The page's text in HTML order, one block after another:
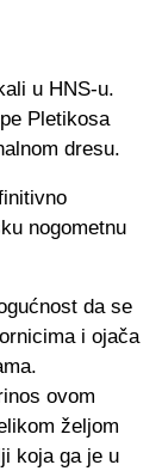
u HNS-u.
Pletikosa
dresu.
nogometnu
da se
i ojača
ovom
željom
koja ga je u